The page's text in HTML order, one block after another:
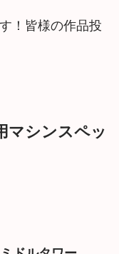
！皆様の作品投
マシンスペッ